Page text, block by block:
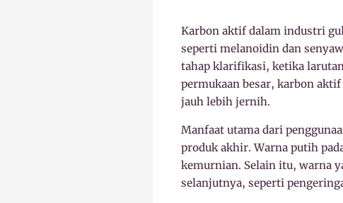
Karbon aktif dalam industri
seperti melanoidin dan
tahap klarifikasi, ketika
permukaan besar, karbon
jauh lebih jernih.
Manfaat utama dari
produk akhir. Warna putih
kemurnian. Selain itu, warna
selanjutnya, seperti